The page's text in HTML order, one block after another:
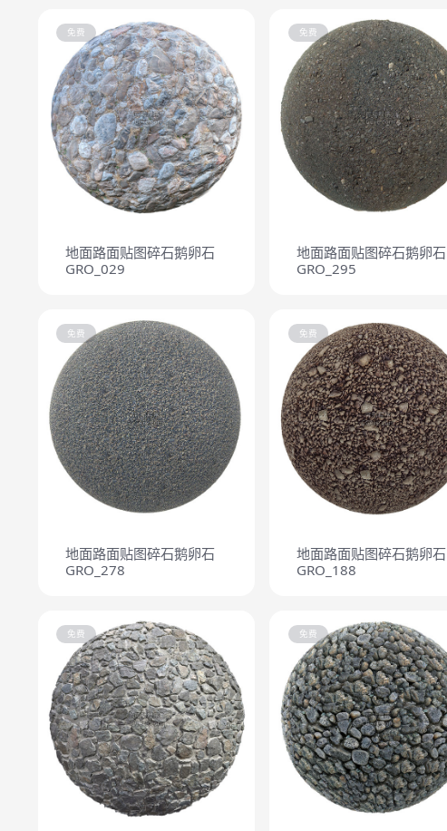
免费
地面路面贴图碎石鹅卵石
GRO_029
免费
地面路面贴图碎石鹅卵石
GRO_295
免费
地面路面贴图碎石鹅卵石
GRO_278
免费
地面路面贴图碎石鹅卵石
GRO_188
免费 免费